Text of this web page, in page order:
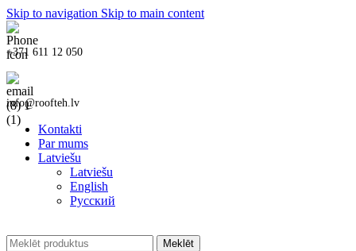
Skip to navigation Skip to main content
+371 611 12 050
info@roofteh.lv
Kontakti
Par mums
Latviešu
Latviešu
English
Русский
Meklēt